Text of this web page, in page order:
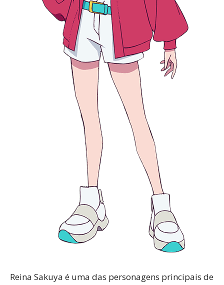
Reina Sakuya é uma das personagens principais de